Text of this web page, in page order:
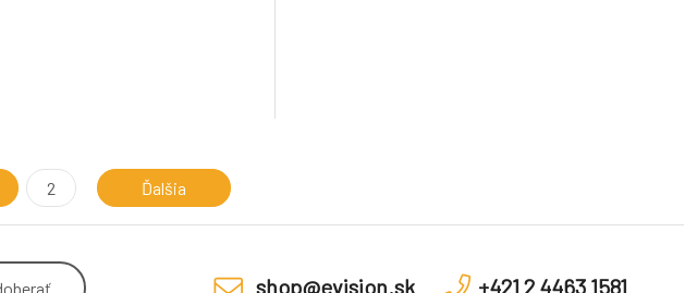
2 Ďalšia
shop@evision.sk +421 2 4463 1581